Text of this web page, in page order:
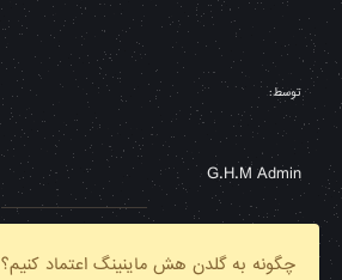
توسط:
G.H.M Admin
چگونه به گلدن هش ماینینگ اعتماد کنیم؟